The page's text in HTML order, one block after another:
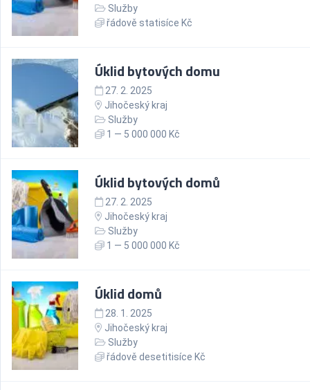
Služby
řádově statisíce Kč
Úklid bytových domu
27. 2. 2025
Jihočeský kraj
Služby
1 — 5 000 000 Kč
Úklid bytových domů
27. 2. 2025
Jihočeský kraj
Služby
1 — 5 000 000 Kč
Úklid domů
28. 1. 2025
Jihočeský kraj
Služby
řádově desetitisíce Kč